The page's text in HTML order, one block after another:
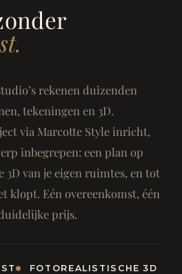
rekenen duizenden
tekeningen en 3D.
via Marcotte Style inricht,
inbegrepen: een plan op
3D van je eigen ruimtes, en tot
klopt. Eén overeenkomst, één
prijs.
FOTOREALISTISCHE 3D